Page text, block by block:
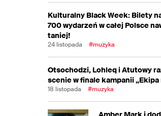
Kulturalny Black Week: Bilety
700 wydarzeń w całej Polsce
taniej!
24 listopada #muzyka
Otsochodzi, Lohleq i Atutowy
scenie w finale kampanii „Ekipa
18 listopada #muzyka